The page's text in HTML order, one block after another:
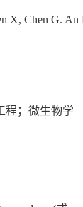
X, Chen G. An
程；微生物学